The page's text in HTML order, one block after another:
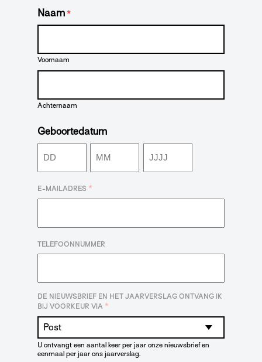
Naam *
Voornaam
Achternaam
Geboortedatum
Dag Maand Jaar
E-MAILADRES *
TELEFOONNUMMER
DE NIEUWSBRIEF EN HET JAARVERSLAG ONTVANG IK
BIJ VOORKEUR VIA *
U ontvangt een aantal keer per jaar onze nieuwsbrief en
eenmaal per jaar ons jaarverslag.